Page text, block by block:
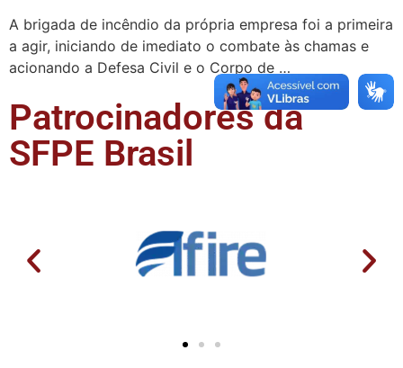
A brigada de incêndio da própria empresa foi a primeira
a agir, iniciando de imediato o combate às chamas e
acionando a Defesa Civil e o Corpo de …
Patrocinadores da
SFPE Brasil